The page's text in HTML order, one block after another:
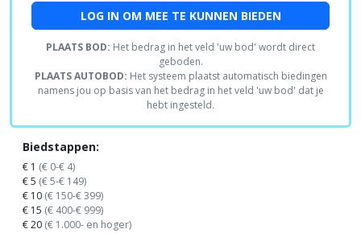
LOG IN OM MEE TE KUNNEN BIEDEN
PLAATS BOD: Het bedrag in het veld 'uw bod' wordt direct
geboden.
PLAATS AUTOBOD: Het systeem plaatst automatisch biedingen
namens jou op basis van het bedrag in het veld 'uw bod' dat je
hebt ingesteld.
Biedstappen:
€ 1 (€ 0-€ 4)
€ 5 (€ 5-€ 149)
€ 10 (€ 150-€ 399)
€ 15 (€ 400-€ 999)
€ 20 (€ 1.000- en hoger)